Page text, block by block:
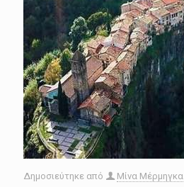
Δημοσιεύτηκε από Μίνα Μέρμηγκα